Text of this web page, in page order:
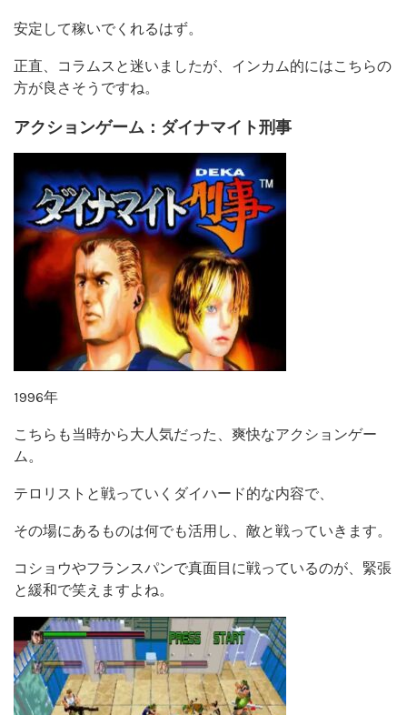
安定して稼いでくれるはず。
正直、コラムスと迷いましたが、インカム的にはこちらの
方が良さそうですね。
アクションゲーム：ダイナマイト刑事
1996年
こちらも当時から大人気だった、爽快なアクションゲー
ム。
テロリストと戦っていくダイハード的な内容で、
その場にあるものは何でも活用し、敵と戦っていきます。
コショウやフランスパンで真面目に戦っているのが、緊張
と緩和で笑えますよね。